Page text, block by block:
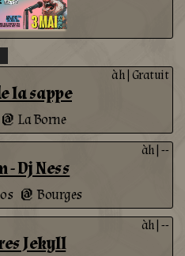
la sappe
@ La Borne
àh| Gratuit
- Dj Ness
@ Bourges
àh| --
Jekyll
àh| --